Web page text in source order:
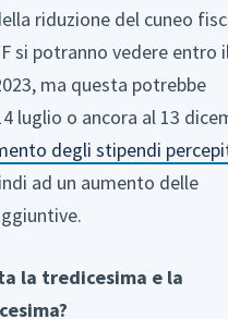
riduzione del cuneo
si potranno vedere entro
ma questa potrebbe
luglio o ancora al 13
degli stipendi
ad un aumento delle
la tredicesima e la